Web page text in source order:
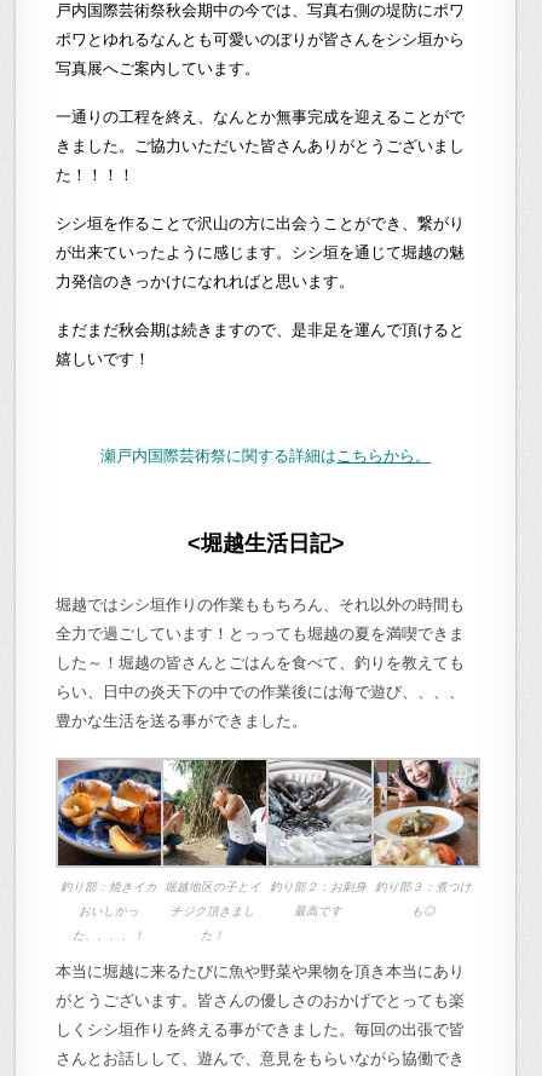
戸内国際芸術祭秋会期中の今では、写真右側の堤防にポワ
ポワとゆれるなんとも可愛いのぼりが皆さんをシシ垣から
写真展へご案内しています。
一通りの工程を終え、なんとか無事完成を迎えることがで
きました。ご協力いただいた皆さんありがとうございまし
た！！！！
シシ垣を作ることで沢山の方に出会うことができ、繋がり
が出来ていったように感じます。 シシ垣を通じて堀越の魅
力発信のきっかけになれればと思います。
まだまだ秋会期は続きますので、是非足を運んで頂けると
嬉しいです！
瀬戸内国際芸術祭に関する詳細はこちらから。
<堀越生活日記>
堀越ではシシ垣作りの作業ももちろん、それ以外の時間も
全力で過ごしています！とっっても堀越の夏を満喫できま
した～！堀越の皆さんとごはんを食べて、釣りを教えても
らい、日中の炎天下の中での作業後には海で遊び、、、、
豊かな生活を送る事ができました。
釣り部：焼きイカ
おいしかっ
た、、、、！
堀越地区の子とイ
チジク頂きまし
た！
釣り部２：お刺身
最高です
釣り部３：煮つけ
も◎
本当に堀越に来るたびに魚や野菜や果物を頂き本当にあり
がとうございます。皆さんの優しさのおかげでとっても楽
しくシシ垣作りを終える事ができました。毎回の出張で皆
さんとお話しして、遊んで、意見をもらいながら協働でき